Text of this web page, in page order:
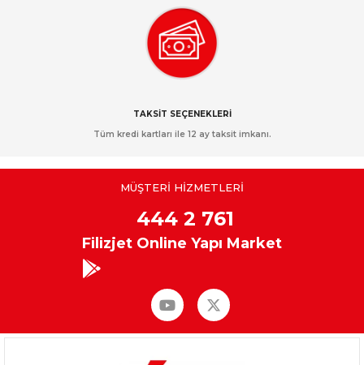
TAKSİT SEÇENEKLERİ
Tüm kredi kartları ile 12 ay taksit imkanı.
MÜŞTERİ HİZMETLERİ
444 2 761
Filizjet Online Yapı Market